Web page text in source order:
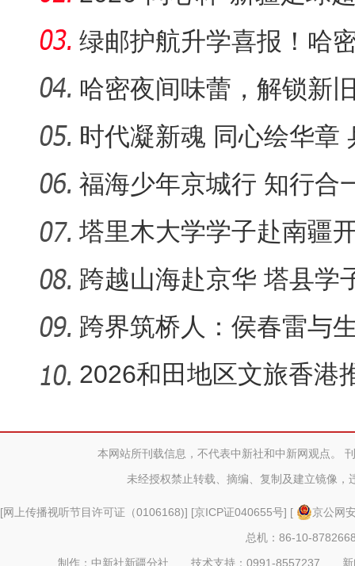
问鼎…
绿邮护航升学喜报！哈
能源铁道…
哈密夜间味蕾，解锁新
时代凝新魂 同心绘华章
彩上演…
福海少年京城行 知行
祖国行…
塔里木大学学子赴南疆
普实践：…
跨越山海赴京华 塔县
尔干县“…
跨界筑桥人：侯春雷与
践…
2026和田地区文旅香港
本网站所刊载信息，不代表中新社和中新网观点。
未经授权禁止转载、摘编、复制及建立镜像，
[网上传播视听节目许可证（0106168)] [京ICP证040655号] [
京公网
总机：86-10-
制作：中新社新疆分社 技术支持：0991-8557237